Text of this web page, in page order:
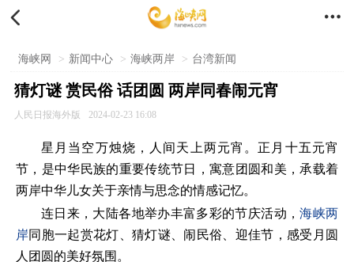
 
海峡网 > 新闻中心 > 海峡两岸 > 台湾新闻
猜灯谜 赏民俗 话团圆 两岸同春闹元宵
人民日报海外版 2024-02-23 16:08
星月当空万烛烧，人间天上两元宵。正月十五元宵
节，是中华民族的重要传统节日，寓意团圆和美，承载着
两岸中华儿女关于亲情与思念的情感记忆。
连日来，大陆各地举办丰富多彩的节庆活动，海峡两
岸同胞一起赏花灯、猜灯谜、闹民俗、迎佳节，感受月圆
人团圆的美好氛围。